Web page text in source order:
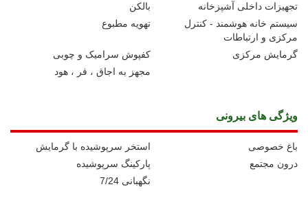
بالکن
تجهیزات داخلی آشپزخانه
تهویه مطبوع
سیستم خانه هوشمند - کنترل
مرکزی و ارتباطات
کفپوش سرامیک و چوبی
گرمایش مرکزی
مجهز به اجاق ، فر ، هود
ویژگی های بیرونی
استخر سرپوشیده با گرمایش
باغ خصوصی
پارکینگ سرپوشیده
درون مجتمع
نگهبانی 7/24